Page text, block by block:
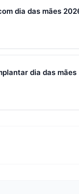
cartão.
dia das mães
follow-up)
dia das